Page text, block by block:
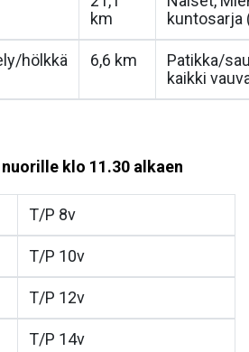
km
kuntosarja
hölkkä 6,6 km
Patikka/
kaikki
klo 11.30 alkaen
T/P 8v
T/P 10v
T/P 12v
T/P 14v